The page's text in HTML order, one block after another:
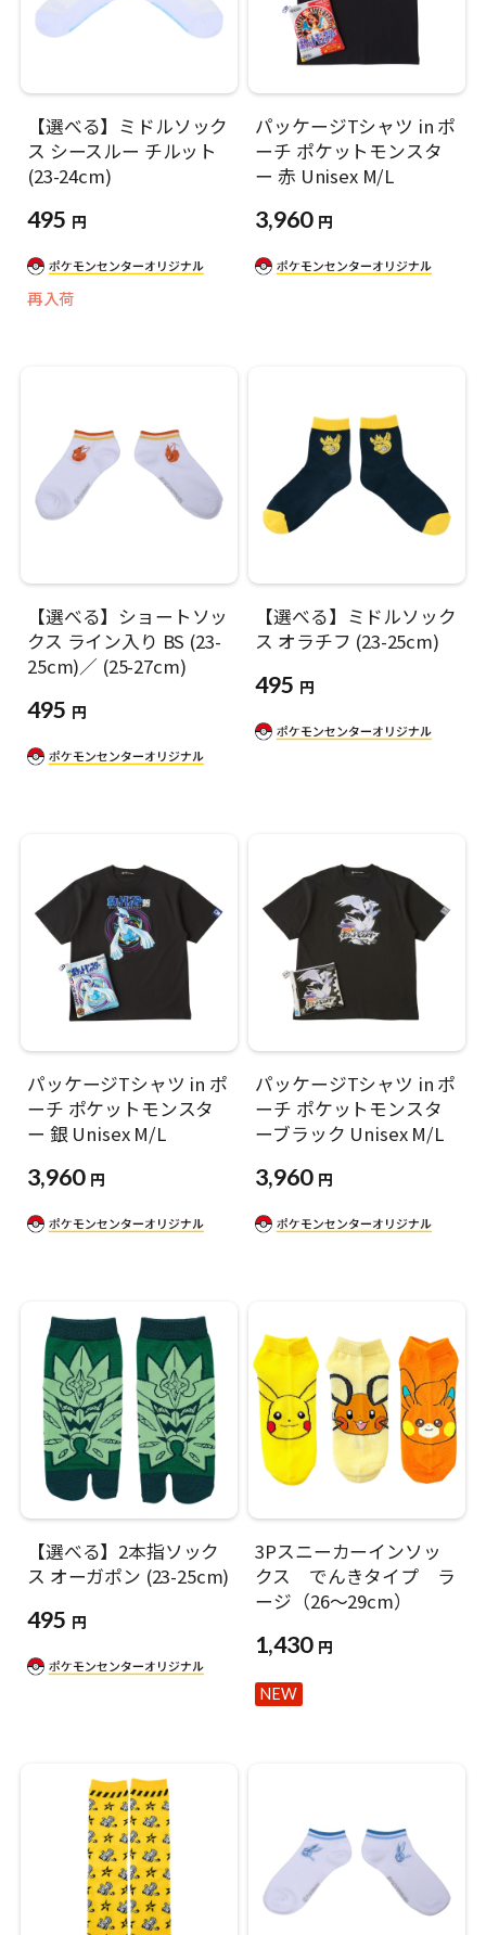
【選べる】ミドルソック
ス シースルー チルット
(23-24cm)
495 円
再入荷
パッケージTシャツ in ポ
ーチ ポケットモンスタ
ー 赤 Unisex M/L
3,960 円
【選べる】ショートソッ
クス ライン入り BS (23-
25cm)／ (25-27cm)
495 円
【選べる】ミドルソック
ス オラチフ (23-25cm)
495 円
パッケージTシャツ in ポ
ーチ ポケットモンスタ
ー 銀 Unisex M/L
3,960 円
パッケージTシャツ in ポ
ーチ ポケットモンスタ
ーブラック Unisex M/L
3,960 円
【選べる】2本指ソック
ス オーガポン (23-25cm)
495 円
3Pスニーカーインソッ
クス でんきタイプ ラ
ージ（26〜29cm）
1,430 円
NEW